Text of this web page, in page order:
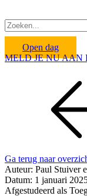
Open dag
MELD JE NU AAN
Ga terug naar
Auteur: Paul Stuiver
Datum: 1 januari
Afgestudeerd als